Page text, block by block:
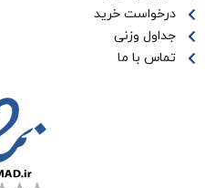
درخواست خرید
جداول وزنی
تماس با ما